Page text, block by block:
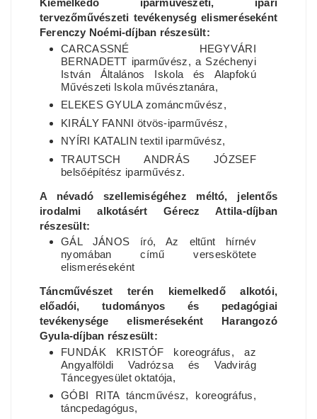
Kiemelkedő iparművészeti, ipari
tervezőművészeti tevékenység elismeréseként
Ferenczy Noémi-díjban részesült:
CARCASSNÉ HEGYVÁRI
BERNADETT iparművész, a Széchenyi
István Általános Iskola és Alapfokú
Művészeti Iskola művésztanára,
ELEKES GYULA zománcművész,
KIRÁLY FANNI ötvös-iparművész,
NYÍRI KATALIN textil iparművész,
TRAUTSCH ANDRÁS JÓZSEF
belsőépítész iparművész.
A névadó szellemiségéhez méltó, jelentős
irodalmi alkotásért Gérecz Attila-díjban
részesült:
GÁL JÁNOS író, Az eltűnt hírnév
nyomában című verseskötete
elismeréseként
Táncművészet terén kiemelkedő alkotói,
előadói, tudományos és pedagógiai
tevékenysége elismeréseként Harangozó
Gyula-díjban részesült:
FUNDÁK KRISTÓF koreográfus, az
Angyalföldi Vadrózsa és Vadvirág
Táncegyesület oktatója,
GÓBI RITA táncművész, koreográfus,
táncpedagógus,